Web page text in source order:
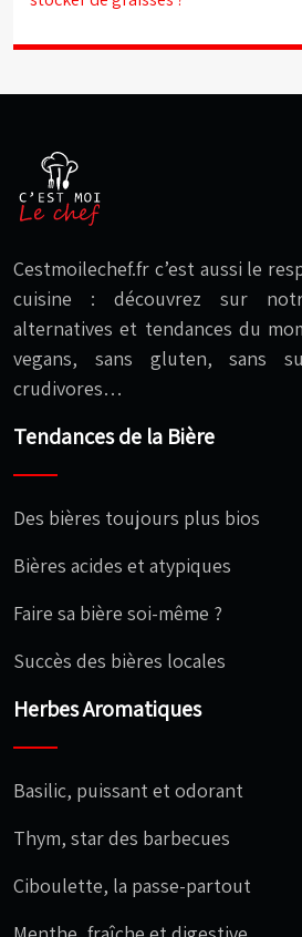
Cestmoilechef.fr c’est aussi le
cuisine : découvrez sur
alternatives et tendances du
vegans, sans gluten, sans
crudivores…
Tendances de la Bière
Des bières toujours plus bios
Bières acides et atypiques
Faire sa bière soi-même ?
Succès des bières locales
Herbes Aromatiques
Basilic, puissant et odorant
Thym, star des barbecues
Ciboulette, la passe-partout